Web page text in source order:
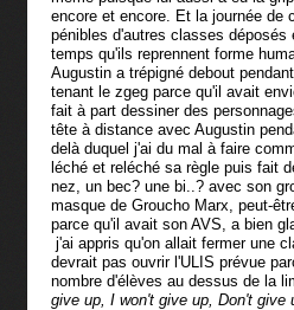
encore et encore. Et la journée de
pénibles d'autres classes
temps qu'ils reprennent forme
Augustin a trépigné debout
tenant le zgeg parce qu'il avait
fait à part dessiner des
tête à distance avec Augustin
delà duquel j'ai du mal à faire
léché et reléché sa règle puis fait
nez, un bec? une bi..? avec son
masque de Groucho Marx, peut-
parce qu'il avait son AVS, a bien
j'ai appris qu'on allait fermer une
devrait pas ouvrir l'ULIS prévue
nombre d'élèves au dessus de la
give up, I won't give up, Don't give